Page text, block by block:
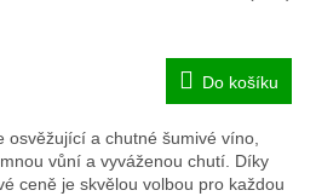
Do košíku
osvěžující a chutné šumivé víno,
vůní a vyváženou chutí. Díky
ceně je skvělou volbou pro každou